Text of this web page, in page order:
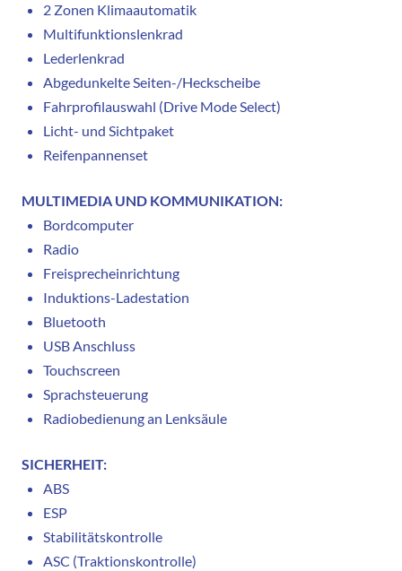
2 Zonen Klimaautomatik
Multifunktionslenkrad
Lederlenkrad
Abgedunkelte Seiten-/Heckscheibe
Fahrprofilauswahl (Drive Mode Select)
Licht- und Sichtpaket
Reifenpannenset
MULTIMEDIA UND KOMMUNIKATION:
Bordcomputer
Radio
Freisprecheinrichtung
Induktions-Ladestation
Bluetooth
USB Anschluss
Touchscreen
Sprachsteuerung
Radiobedienung an Lenksäule
SICHERHEIT:
ABS
ESP
Stabilitätskontrolle
ASC (Traktionskontrolle)